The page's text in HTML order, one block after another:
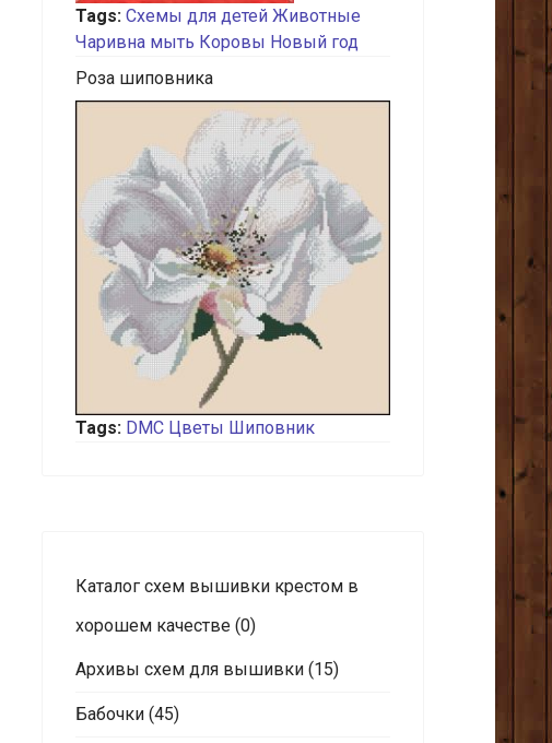
Tags: Схемы для детей Животные
Чаривна мыть Коровы Новый год
Роза шиповника
Tags: DMC Цветы Шиповник
Каталог схем вышивки крестом в
хорошем качестве (0)
Архивы схем для вышивки (15)
Бабочки (45)